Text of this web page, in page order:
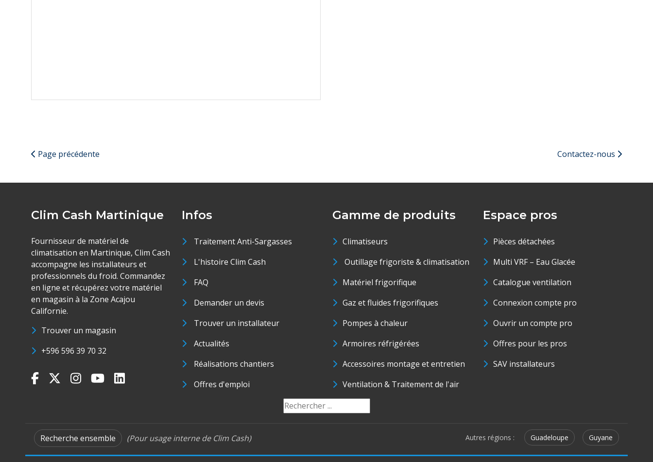
Page précédente Contactez-nous
Clim Cash Martinique
Fournisseur de matériel de
climatisation en Martinique, Clim Cash
accompagne les installateurs et
professionnels du froid. Commandez
en ligne et récupérez votre matériel
en magasin à la Zone Acajou
Californie.
Trouver un magasin
+596 596 39 70 32
Infos
Traitement Anti-Sargasses
L'histoire Clim Cash
FAQ
Demander un devis
Trouver un installateur
Actualités
Réalisations chantiers
Offres d'emploi
Gamme de produits
Climatiseurs
Outillage frigoriste & climatisation
Matériel frigorifique
Gaz et fluides frigorifiques
Pompes à chaleur
Armoires réfrigérées
Accessoires montage et entretien
Ventilation & Traitement de l'air
Espace pros
Pièces détachées
Multi VRF – Eau Glacée
Catalogue ventilation
Connexion compte pro
Ouvrir un compte pro
Offres pour les pros
SAV installateurs
Recherche ensemble (Pour usage interne de Clim Cash) Autres régions : Guadeloupe Guyane